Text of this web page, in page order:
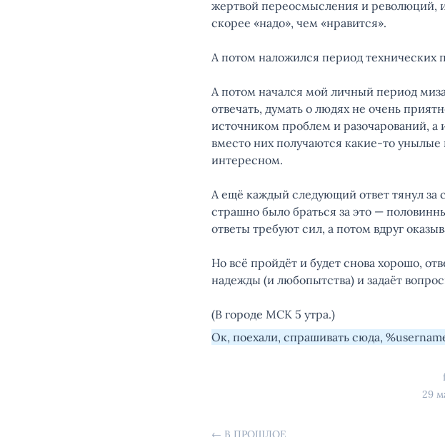
жертвой переосмысления и революций,
скорее «надо», чем «нравится».
А потом наложился период технических
А потом начался мой личный период
отвечать, думать о людях не очень
источником проблем и разочарований,
вместо них получаются какие-то
интересном.
А ещё каждый следующий ответ тянул за
страшно было браться за это —
ответы требуют сил, а потом вдруг
Но всё пройдёт и будет снова хорошо,
надежды (и любопытства) и задаёт
(В городе МСК 5 утра.)
Ок, поехали, спрашивать сюда,
29
← В ПРОШЛОЕ